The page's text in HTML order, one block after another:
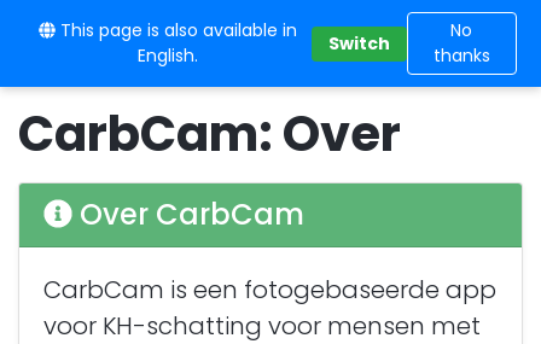
This page is also available in
English.
Switch
No
thanks
10BE
CarbCam: Over
Over CarbCam
CarbCam is een fotogebaseerde app
voor KH-schatting voor mensen met